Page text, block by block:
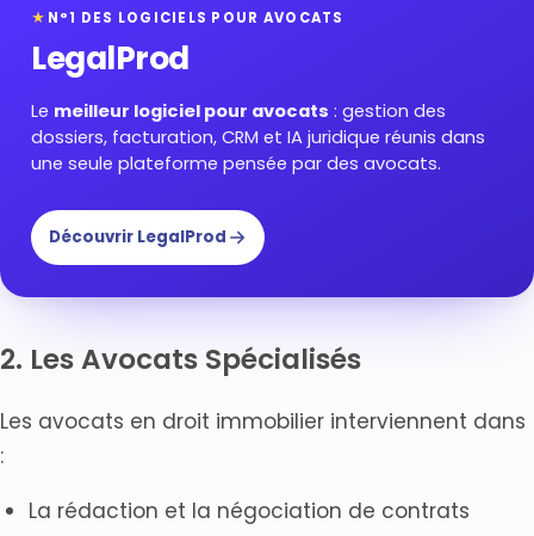
★ N°1 DES LOGICIELS POUR AVOCATS
LegalProd
Le meilleur logiciel pour avocats : gestion des
dossiers, facturation, CRM et IA juridique réunis dans
une seule plateforme pensée par des avocats.
Découvrir LegalProd
2. Les Avocats Spécialisés
Les avocats en droit immobilier interviennent dans
:
La rédaction et la négociation de contrats